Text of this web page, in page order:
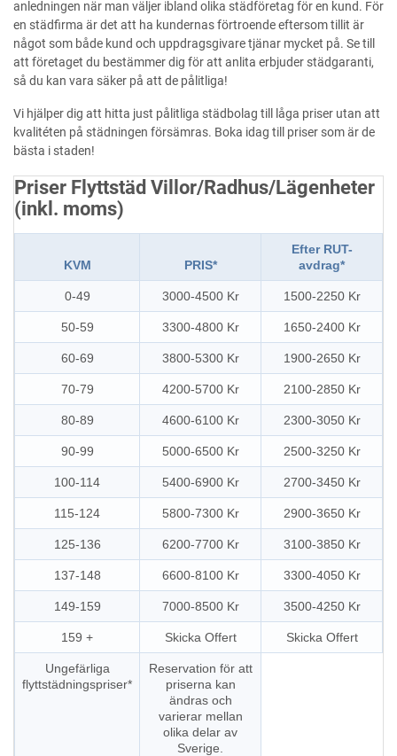
anledningen när man väljer ibland olika städföretag för en kund. För
en städfirma är det att ha kundernas förtroende eftersom tillit är
något som både kund och uppdragsgivare tjänar mycket på. Se till
att företaget du bestämmer dig för att anlita erbjuder städgaranti,
så du kan vara säker på att de pålitliga!
Vi hjälper dig att hitta just pålitliga städbolag till låga priser utan att
kvalitéten på städningen försämras. Boka idag till priser som är de
bästa i staden!
Priser Flyttstäd Villor/Radhus/Lägenheter
(inkl. moms)
KVM PRIS*
Efter RUT-
avdrag*
0-49 3000-4500 Kr 1500-2250 Kr
50-59 3300-4800 Kr 1650-2400 Kr
60-69 3800-5300 Kr 1900-2650 Kr
70-79 4200-5700 Kr 2100-2850 Kr
80-89 4600-6100 Kr 2300-3050 Kr
90-99 5000-6500 Kr 2500-3250 Kr
100-114 5400-6900 Kr 2700-3450 Kr
115-124 5800-7300 Kr 2900-3650 Kr
125-136 6200-7700 Kr 3100-3850 Kr
137-148 6600-8100 Kr 3300-4050 Kr
149-159 7000-8500 Kr 3500-4250 Kr
159 + Skicka Offert Skicka Offert
Ungefärliga
flyttstädningspriser*
Reservation för att
priserna kan
ändras och
varierar mellan
olika delar av
Sverige.